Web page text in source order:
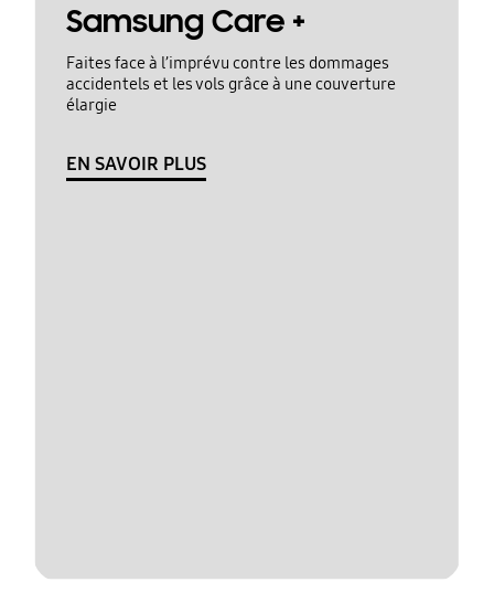
Samsung Care +
Faites face à l’imprévu contre les dommages
accidentels et les vols grâce à une couverture
élargie
EN SAVOIR PLUS